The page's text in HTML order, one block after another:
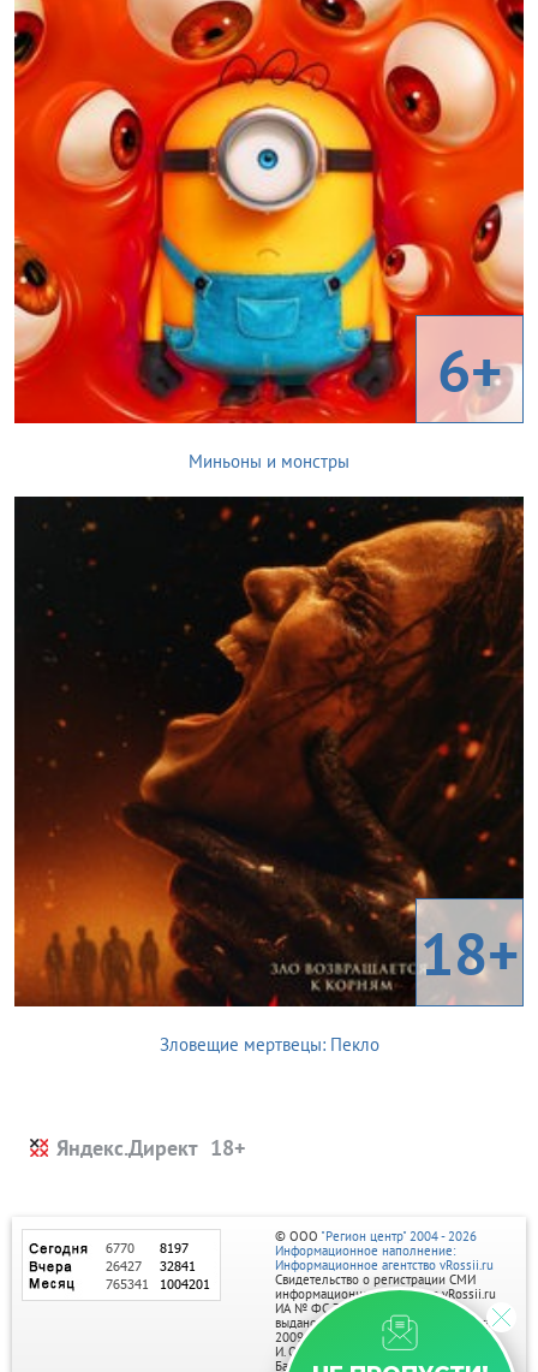
6+
Миньоны и монстры
18+
Зловещие мертвецы: Пекло
Яндекс.Директ
© ООО "Регион центр" 2004 - 2026
Информационное наполнение:
Информационное агентство vRossii.ru
Свидетельство о регистрации СМИ
информационного агентства vRossii.ru
ИА № ФС 77‑35502
выдано РОСКОМНАДЗОРом 04 марта
2009г.
И. О. Главного редактора Нарыков А. Н.
Баннеры на портале размещаются на